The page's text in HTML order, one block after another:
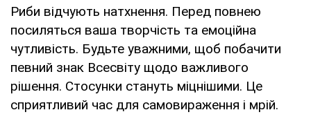
Риби відчують натхнення. Перед повнею
посиляться ваша творчість та емоційна
чутливість. Будьте уважними, щоб побачити
певний знак Всесвіту щодо важливого
рішення. Стосунки стануть міцнішими. Це
сприятливий час для самовираження і мрій.